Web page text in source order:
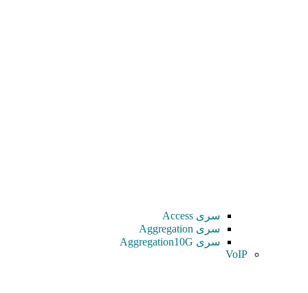
سری Access
سری Aggregation
سری Aggregation10G
VoIP